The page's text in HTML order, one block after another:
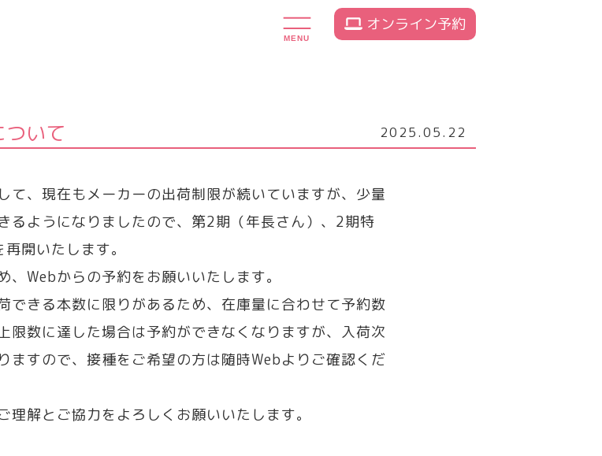
MENU
オンライン予約
いて 2025.05.22
て、現在もメーカーの出荷制限が続いていますが、少量
るようになりましたので、第2期（年長さん）、2期特
開いたします。
Webからの予約をお願いいたします。
できる本数に限りがあるため、在庫量に合わせて予約数
限数に達した場合は予約ができなくなりますが、入荷次
ますので、接種をご希望の方は随時Webよりご確認くだ
解とご協力をよろしくお願いいたします。